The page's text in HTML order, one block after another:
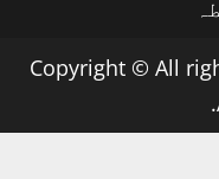
Copyright © All